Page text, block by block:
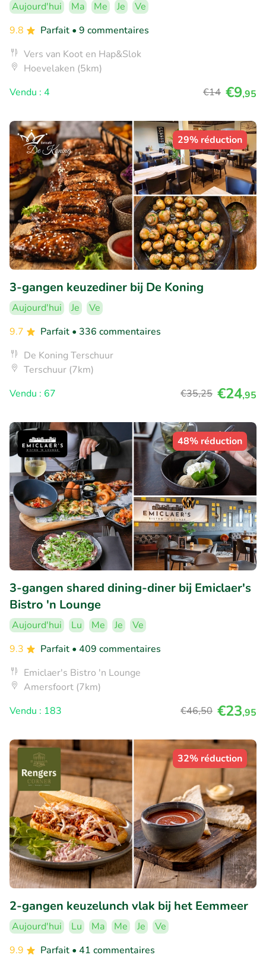
Aujourd'hui Ma Me Je
Ve
9.8
Parfait • 9 commentaires
Vers van Koot en Hap&Slok
Hoevelaken (5km)
Vendu : 4
€14 €9,95
29% réduction
3-gangen keuzediner bij De Koning
Aujourd'hui Je
Ve
9.7
Parfait • 336 commentaires
De Koning Terschuur
Terschuur (7km)
Vendu : 67
€35,25 €24,95
48% réduction
3-gangen shared dining-diner bij Emiclaer's
Bistro 'n Lounge
Aujourd'hui Lu Me Je
Ve
9.3
Parfait • 409 commentaires
Emiclaer's Bistro 'n Lounge
Amersfoort (7km)
Vendu : 183
€46,50 €23,95
32% réduction
2-gangen keuzelunch vlak bij het Eemmeer
Aujourd'hui Lu Ma Me Je
Ve
9.9
Parfait • 41 commentaires